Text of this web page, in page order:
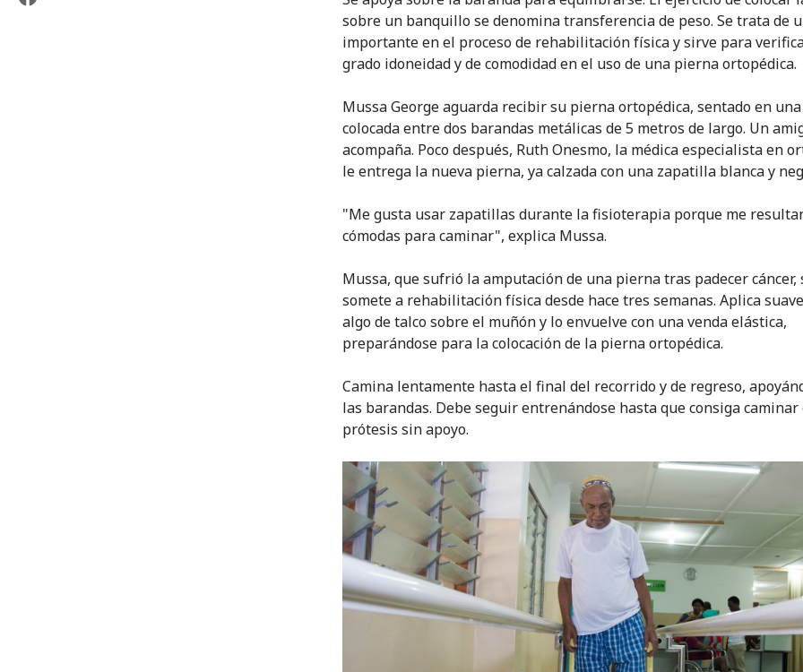
sobre un banquillo se denomina transferencia de peso. Se trata de
importante en el proceso de rehabilitación física y sirve para
grado idoneidad y de comodidad en el uso de una pierna ortopédica.
Mussa George aguarda recibir su pierna ortopédica, sentado en
colocada entre dos barandas metálicas de 5 metros de largo. Un
acompaña. Poco después, Ruth Onesmo, la médica especialista en
le entrega la nueva pierna, ya calzada con una zapatilla blanca y
"Me gusta usar zapatillas durante la fisioterapia porque me
cómodas para caminar", explica Mussa.
Mussa, que sufrió la amputación de una pierna tras padecer cáncer,
somete a rehabilitación física desde hace tres semanas. Aplica
algo de talco sobre el muñón y lo envuelve con una venda elástica,
preparándose para la colocación de la pierna ortopédica.
Camina lentamente hasta el final del recorrido y de regreso,
las barandas. Debe seguir entrenándose hasta que consiga caminar
prótesis sin apoyo.